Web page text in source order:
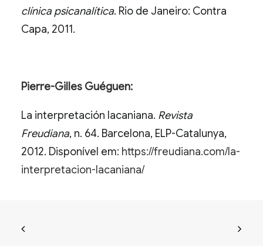
clínica psicanalítica. Rio de Janeiro: Contra
Capa, 2011.
Pierre-Gilles Guéguen:
La interpretación lacaniana. Revista
Freudiana, n. 64. Barcelona, ELP-Catalunya,
2012. Disponível em: https://freudiana.com/la-
interpretacion-lacaniana/